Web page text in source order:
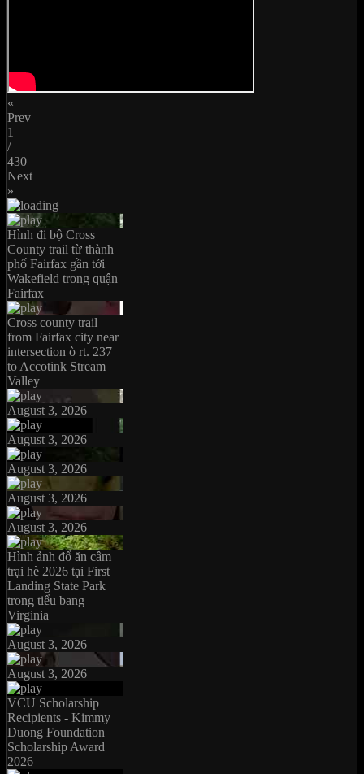
«
Prev
1
/
430
Next
»
Hình đi bộ Cross
County trail từ thành
phố Fairfax gần tới
Wakefield trong quận
Fairfax
Cross county trail
from Fairfax city near
intersection ò rt. 237
to Accotink Stream
Valley
August 3, 2026
August 3, 2026
August 3, 2026
August 3, 2026
August 3, 2026
Hình ảnh đổ ăn câm
trại hè 2026 tại First
Landing State Park
trong tiểu bang
Virginia
August 3, 2026
August 3, 2026
VCU Scholarship
Recipients - Kimmy
Duong Foundation
Scholarship Award
2026